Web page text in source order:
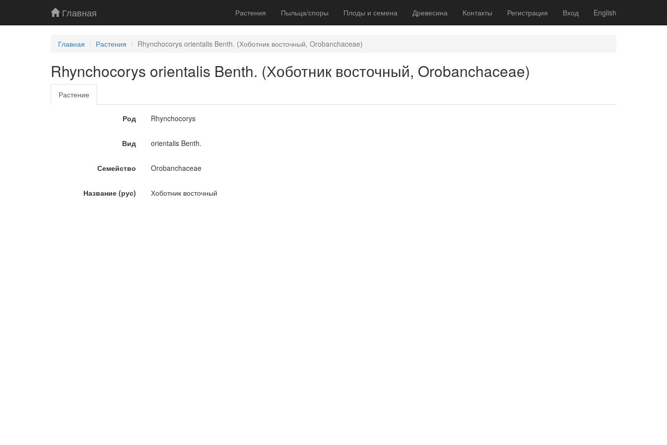
Главная Растения Пыльца/споры Плоды и семена Древесина Контакты Регистрация Вход English
Главная Растения Rhynchocorys orientalis Benth. (Хоботник восточный, Orobanchaceae)
Rhynchocorys orientalis Benth. (Хоботник восточный, Orobanchaceae)
Растение
Род Rhynchocorys
Вид orientalis Benth.
Семейство Orobanchaceae
Название (рус) Хоботник восточный